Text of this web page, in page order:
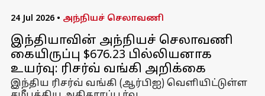
24 Jul 2026 • அந்நியச் செலாவணி
இந்தியாவின் அந்நியச் செலாவணி
கையிருப்பு $676.23 பில்லியனாக
உயர்வு: ரிசர்வ் வங்கி அறிக்கை
இந்திய ரிசர்வ் வங்கி (ஆர்பிஐ) வெளியிட்டுள்ள